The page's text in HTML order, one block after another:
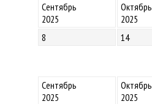
Сентябрь
2025
Октябрь
2025
8
14
Сентябрь
2025
Октябрь
2025